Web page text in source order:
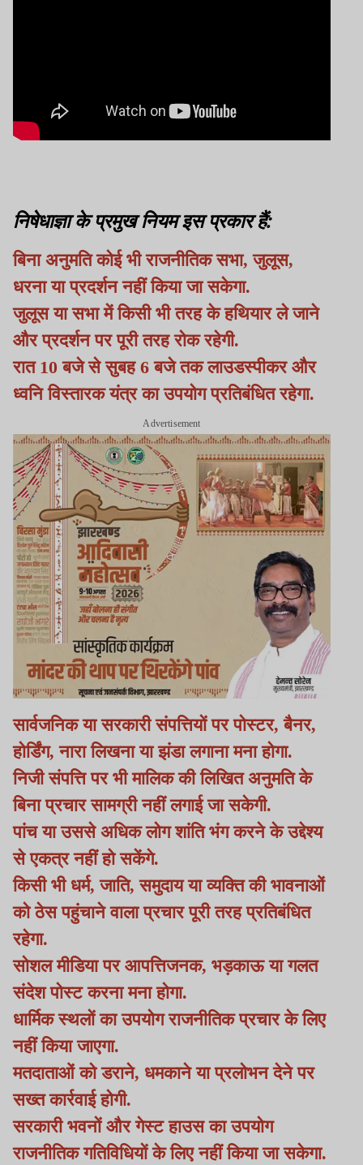
निषेधाज्ञा के प्रमुख नियम इस प्रकार हैं:
बिना अनुमति कोई भी राजनीतिक सभा, जुलूस,
धरना या प्रदर्शन नहीं किया जा सकेगा.
जुलूस या सभा में किसी भी तरह के हथियार ले जाने
और प्रदर्शन पर पूरी तरह रोक रहेगी.
रात 10 बजे से सुबह 6 बजे तक लाउडस्पीकर और
ध्वनि विस्तारक यंत्र का उपयोग प्रतिबंधित रहेगा.
Advertisement
सार्वजनिक या सरकारी संपत्तियों पर पोस्टर, बैनर,
होर्डिंग, नारा लिखना या झंडा लगाना मना होगा.
निजी संपत्ति पर भी मालिक की लिखित अनुमति के
बिना प्रचार सामग्री नहीं लगाई जा सकेगी.
पांच या उससे अधिक लोग शांति भंग करने के उद्देश्य
से एकत्र नहीं हो सकेंगे.
किसी भी धर्म, जाति, समुदाय या व्यक्ति की भावनाओं
को ठेस पहुंचाने वाला प्रचार पूरी तरह प्रतिबंधित
रहेगा.
सोशल मीडिया पर आपत्तिजनक, भड़काऊ या गलत
संदेश पोस्ट करना मना होगा.
धार्मिक स्थलों का उपयोग राजनीतिक प्रचार के लिए
नहीं किया जाएगा.
मतदाताओं को डराने, धमकाने या प्रलोभन देने पर
सख्त कार्रवाई होगी.
सरकारी भवनों और गेस्ट हाउस का उपयोग
राजनीतिक गतिविधियों के लिए नहीं किया जा सकेगा.